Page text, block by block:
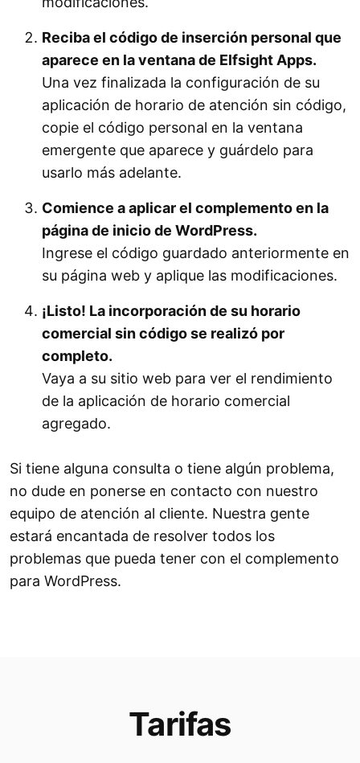
Reciba el código de inserción personal que
aparece en la ventana de Elfsight Apps.
Una vez finalizada la configuración de su
aplicación de horario de atención sin código,
copie el código personal en la ventana
emergente que aparece y guárdelo para
usarlo más adelante.
Comience a aplicar el complemento en la
página de inicio de WordPress.
Ingrese el código guardado anteriormente en
su página web y aplique las modificaciones.
¡Listo! La incorporación de su horario
comercial sin código se realizó por
completo.
Vaya a su sitio web para ver el rendimiento
de la aplicación de horario comercial
agregado.
Si tiene alguna consulta o tiene algún problema,
no dude en ponerse en contacto con nuestro
equipo de atención al cliente. Nuestra gente
estará encantada de resolver todos los
problemas que pueda tener con el complemento
para WordPress.
Tarifas